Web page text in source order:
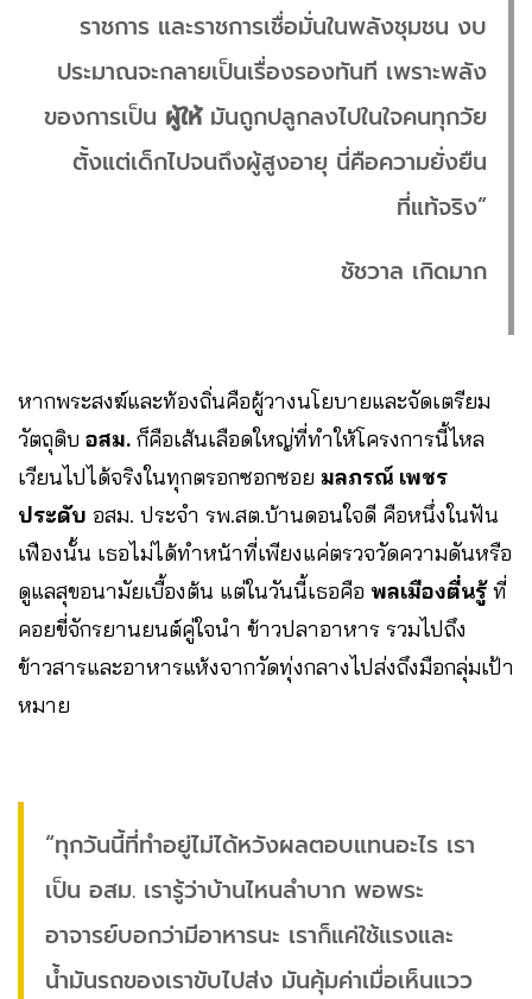
ราชการ และราชการเชื่อมั่นในพลังชุมชน งบ
ประมาณจะกลายเป็นเรื่องรองทันที เพราะพลัง
ของการเป็น ผู้ให้มันถูกปลูกลงไปในใจคนทุกวัย
ตั้งแต่เด็กไปจนถึงผู้สูงอายุ นี่คือความยั่งยืน
ที่แท้จริง”
ชัชวาล เกิดมาก
หากพระสงฆ์และท้องถิ่นคือผู้วางนโยบายและจัดเตรียม
วัตถุดิบ อสม. ก็คือเส้นเลือดใหญ่ที่ทำให้โครงการนี้ไหล
เวียนไปได้จริงในทุกตรอกซอกซอย มลภรณ์ เพชร
ประดับ อสม. ประจำ รพ.สต.บ้านดอนใจดี คือหนึ่งในฟัน
เฟืองนั้น เธอไม่ได้ทำหน้าที่เพียงแค่ตรวจวัดความดันหรือ
ดูแลสุขอนามัยเบื้องต้น แต่ในวันนี้เธอคือ พลเมืองตื่นรู้ที่
คอยขี่จักรยานยนต์คู่ใจนำ ข้าวปลาอาหาร รวมไปถึง
ข้าวสารและอาหารแห้งจากวัดทุ่งกลางไปส่งถึงมือกลุ่มเป้า
หมาย
“ทุกวันนี้ที่ทำอยู่ไม่ได้หวังผลตอบแทนอะไร เรา
เป็น อสม. เรารู้ว่าบ้านไหนลำบาก พอพระ
อาจารย์บอกว่ามีอาหารนะ เราก็แค่ใช้แรงและ
น้ำมันรถของเราขับไปส่ง มันคุ้มค่าเมื่อเห็นแวว